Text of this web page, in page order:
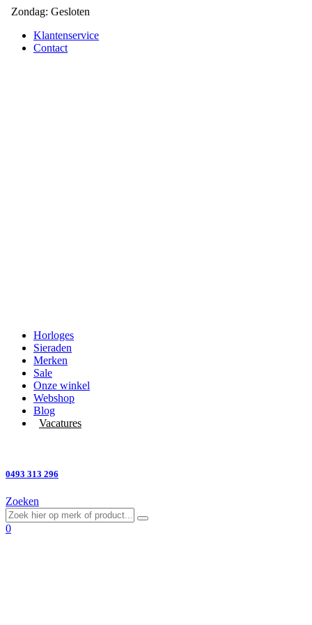
Zondag: Gesloten
Klantenservice
Contact
Horloges
Sieraden
Merken
Sale
Onze winkel
Webshop
Blog
Vacatures
0493 313 296
Zoeken
0